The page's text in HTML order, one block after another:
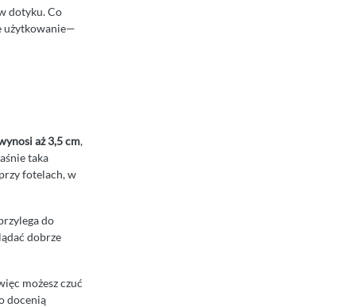
dotyku. Co
użytkowanie—
aż 3,5 cm,
taka
fotelach, w
do
dobrze
możesz czuć
docenią